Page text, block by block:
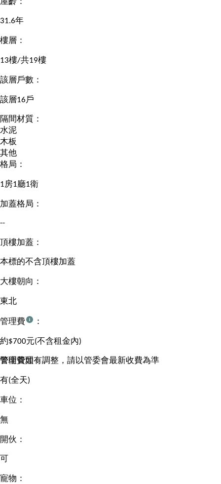
31.6年
樓層：
13樓/共19樓
該層戶數：
該層16戶
隔間材質：
水泥
木板
其他
格局：
1房1廳1衛
加蓋格局：
--
頂樓加蓋：
本標的不含頂樓加蓋
大樓朝向：
東北
管理費 ：
約$700元(不含租金內)
管理費如有調整，請以管委會最新收費為準
警衛管理：
有(全天)
車位：
無
開伙：
可
寵物：